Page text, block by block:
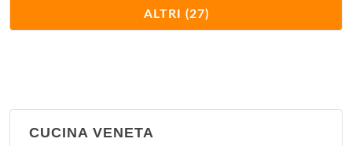
Antica Pizzera Fiorentina
viale Bligny 41, Milano
Cavallini
ALTRI (27)
CUCINA VENETA